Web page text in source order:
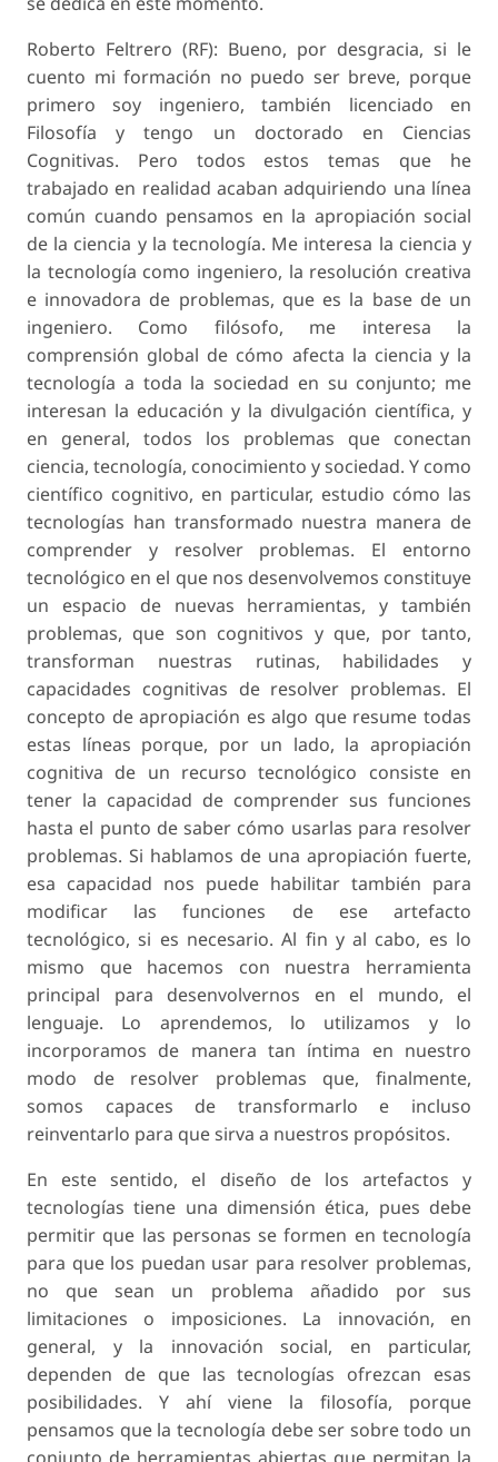
Roberto Feltrero (RF): Bueno, por desgracia, si le
cuento mi formación no puedo ser breve, porque
primero soy ingeniero, también licenciado en
Filosofía y tengo un doctorado en Ciencias
Cognitivas. Pero todos estos temas que he
trabajado en realidad acaban adquiriendo una línea
común cuando pensamos en la apropiación social
de la ciencia y la tecnología. Me interesa la ciencia y
la tecnología como ingeniero, la resolución creativa
e innovadora de problemas, que es la base de un
ingeniero. Como filósofo, me interesa la
comprensión global de cómo afecta la ciencia y la
tecnología a toda la sociedad en su conjunto; me
interesan la educación y la divulgación científica, y
en general, todos los problemas que conectan
ciencia, tecnología, conocimiento y sociedad. Y como
científico cognitivo, en particular, estudio cómo las
tecnologías han transformado nuestra manera de
comprender y resolver problemas. El entorno
tecnológico en el que nos desenvolvemos constituye
un espacio de nuevas herramientas, y también
problemas, que son cognitivos y que, por tanto,
transforman nuestras rutinas, habilidades y
capacidades cognitivas de resolver problemas. El
concepto de apropiación es algo que resume todas
estas líneas porque, por un lado, la apropiación
cognitiva de un recurso tecnológico consiste en
tener la capacidad de comprender sus funciones
hasta el punto de saber cómo usarlas para resolver
problemas. Si hablamos de una apropiación fuerte,
esa capacidad nos puede habilitar también para
modificar las funciones de ese artefacto
tecnológico, si es necesario. Al fin y al cabo, es lo
mismo que hacemos con nuestra herramienta
principal para desenvolvernos en el mundo, el
lenguaje. Lo aprendemos, lo utilizamos y lo
incorporamos de manera tan íntima en nuestro
modo de resolver problemas que, finalmente,
somos capaces de transformarlo e incluso
reinventarlo para que sirva a nuestros propósitos.
En este sentido, el diseño de los artefactos y
tecnologías tiene una dimensión ética, pues debe
permitir que las personas se formen en tecnología
para que los puedan usar para resolver problemas,
no que sean un problema añadido por sus
limitaciones o imposiciones. La innovación, en
general, y la innovación social, en particular,
dependen de que las tecnologías ofrezcan esas
posibilidades. Y ahí viene la filosofía, porque
pensamos que la tecnología debe ser sobre todo un